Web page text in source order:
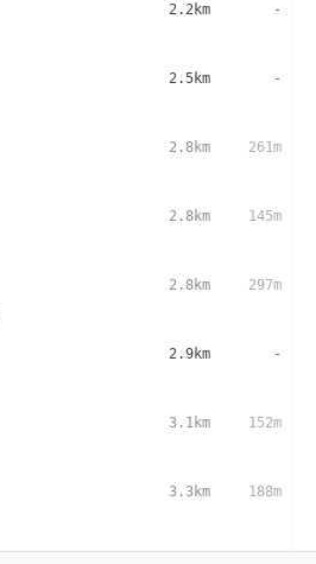
2.2km -
2.5km -
2.8km 261m
2.8km 145m
2.8km 297m
2.9km -
3.1km 152m
3.3km 188m